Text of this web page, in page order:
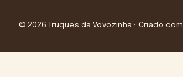
© 2026 Truques da Vovozinha • Criado com